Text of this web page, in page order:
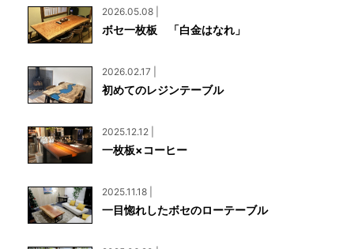
2026.05.08 |
ボセ一枚板 「白金はなれ」
2026.02.17 |
初めてのレジンテーブル
2025.12.12 |
一枚板×コーヒー
2025.11.18 |
一目惚れしたボセのローテーブル